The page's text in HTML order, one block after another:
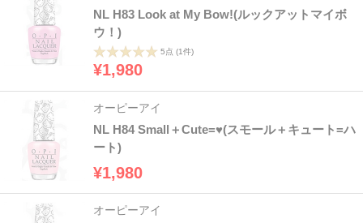
NL H83 Look at My Bow!(ルックアットマイボ
ウ！)
5点 (1件)
¥1,980
オーピーアイ
NL H84 Small＋Cute=♥(スモール＋キュート=ハ
ート)
¥1,980
オーピーアイ